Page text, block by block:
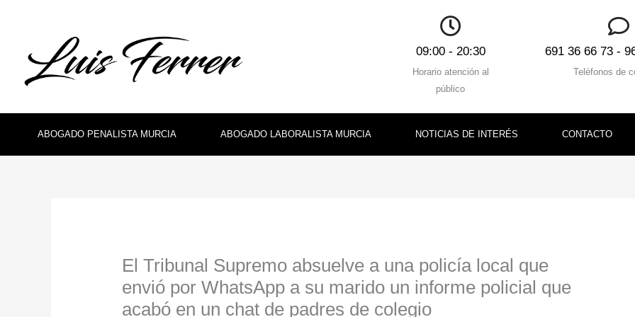
09:00 - 20:30
Horario atención al
público
691 36 66 73 -
Teléfonos de
ABOGADO PENALISTA MURCIA ABOGADO LABORALISTA MURCIA NOTICIAS DE INTERÉS CONTACTO
El Tribunal Supremo absuelve a una policía local que
envió por WhatsApp a su marido un informe policial que
acabó en un chat de padres de colegio